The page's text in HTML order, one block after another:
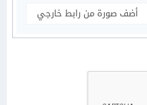
أضف صورة من رابط خارجي